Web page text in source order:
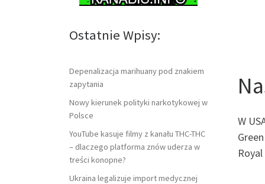
W
Ostatnie Wpisy:
Depenalizacja marihuany pod znakiem
zapytania
Nowy kierunek polityki narkotykowej w
Polsce
YouTube kasuje filmy z kanału THC-THC
– dlaczego platforma znów uderza w
treści konopne?
Ukraina legalizuje import medycznej